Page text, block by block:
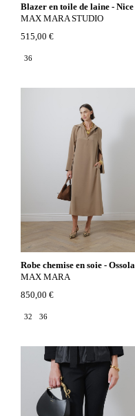
Blazer en toile de laine - Nice
MAX MARA STUDIO
515,00 €
36
Robe chemise en soie - Ossola
MAX MARA
850,00 €
32 36